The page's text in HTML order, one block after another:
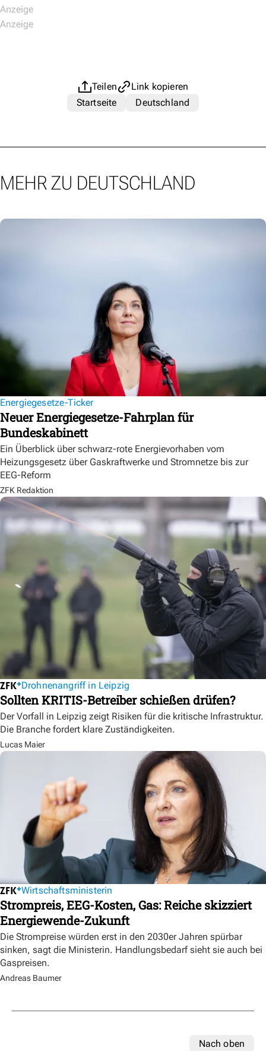
Teilen
Link kopieren
Startseite
Deutschland
MEHR ZU DEUTSCHLAND
Energiegesetze-Ticker
Neuer Energiegesetze-Fahrplan für
Bundeskabinett
Ein Überblick über schwarz-rote Energievorhaben vom
Heizungsgesetz über Gaskraftwerke und Stromnetze bis zur
EEG-Reform
ZFK Redaktion
Drohnenangriff in Leipzig
Sollten KRITIS-Betreiber schießen drüfen?
Der Vorfall in Leipzig zeigt Risiken für die kritische Infrastruktur.
Die Branche fordert klare Zuständigkeiten.
Lucas Maier
Wirtschaftsministerin
Strompreis, EEG-Kosten, Gas: Reiche skizziert
Energiewende-Zukunft
Die Strompreise würden erst in den 2030er Jahren spürbar
sinken, sagt die Ministerin. Handlungsbedarf sieht sie auch bei
Gaspreisen.
Andreas Baumer
Nach oben